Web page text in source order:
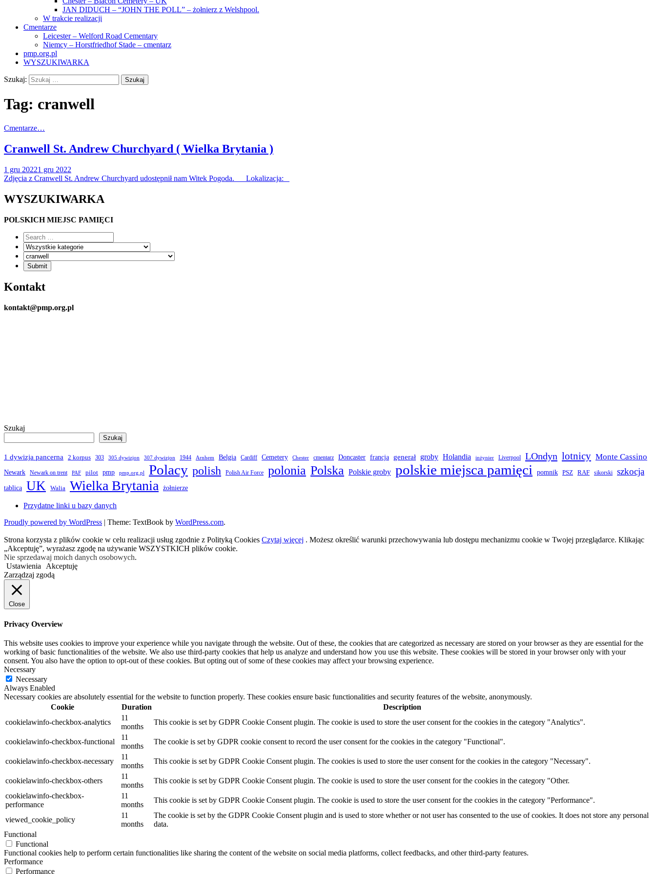
JAN DIDUCH – “JOHN THE POLL” – żołnierz z Welshpool.
W trakcie realizacji
Cmentarze
Leicester – Welford Road Cementary
Niemcy – Horstfriedhof Stade – cmentarz
pmp.org.pl
WYSZUKIWARKA
Szukaj:
Tag: cranwell
Cmentarze…
Cranwell St. Andrew Churchyard ( Wielka Brytania )
1 gru 20221 gru 2022
Zdjęcia z Cranwell St. Andrew Churchyard udostępnił nam Witek Pogoda. Lokalizacja:
WYSZUKIWARKA
POLSKICH MIEJSC PAMIĘCI
Kontakt
kontakt@pmp.org.pl
Szukaj
Szukaj
1 dywizja pancerna 2 korpus 303 305 dywizjon 307 dywizjon 1944 Arnhem Belgia Cardiff Cemetery Chester cmentarz Doncaster francja generał groby Holandia inżynier Liverpool LOndyn lotnicy Monte Cassino
Newark Newark on trent PAF pilot pmp pmp.org.pl Polacy polish Polish Air Force polonia Polska Polskie groby polskie miejsca pamięci pomnik PSZ RAF sikorski szkocja
tablica UK Walia Wielka Brytania żołnierze
Przydatne linki u bazy danych
Proudly powered by WordPress | Theme: TextBook by WordPress.com.
Strona korzysta z plików cookie w celu realizacji usług zgodnie z Polityką Cookies Czytaj więcej . Możesz określić warunki przechowywania lub dostępu mechanizmu cookie w Twojej przeglądarce. Klikając
„Akceptuję”, wyrażasz zgodę na używanie WSZYSTKICH plików cookie.
Nie sprzedawaj moich danych osobowych.
Ustawienia
Akceptuję
Zarządzaj zgodą
Close
Privacy Overview
This website uses cookies to improve your experience while you navigate through the website. Out of these, the cookies that are categorized as necessary are stored on your browser as they are essential for the
working of basic functionalities of the website. We also use third-party cookies that help us analyze and understand how you use this website. These cookies will be stored in your browser only with your
consent. You also have the option to opt-out of these cookies. But opting out of some of these cookies may affect your browsing experience.
Necessary
Necessary
Always Enabled
Necessary cookies are absolutely essential for the website to function properly. These cookies ensure basic functionalities and security features of the website, anonymously.
Cookie
Duration
Description
cookielawinfo-checkbox-analytics
11
months
This cookie is set by GDPR Cookie Consent plugin. The cookie is used to store the user consent for the cookies in the category "Analytics".
cookielawinfo-checkbox-functional
11
months
The cookie is set by GDPR cookie consent to record the user consent for the cookies in the category "Functional".
cookielawinfo-checkbox-necessary
11
months
This cookie is set by GDPR Cookie Consent plugin. The cookies is used to store the user consent for the cookies in the category "Necessary".
cookielawinfo-checkbox-others
11
months
This cookie is set by GDPR Cookie Consent plugin. The cookie is used to store the user consent for the cookies in the category "Other.
cookielawinfo-checkbox-
performance
11
months
This cookie is set by GDPR Cookie Consent plugin. The cookie is used to store the user consent for the cookies in the category "Performance".
viewed_cookie_policy
11
months
The cookie is set by the GDPR Cookie Consent plugin and is used to store whether or not user has consented to the use of cookies. It does not store any personal
data.
Functional
Functional
Functional cookies help to perform certain functionalities like sharing the content of the website on social media platforms, collect feedbacks, and other third-party features.
Performance
Performance